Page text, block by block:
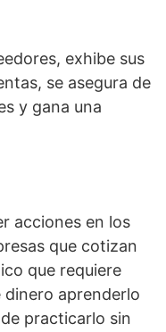
exhibe sus
se asegura de
y gana una
acciones en los
que cotizan
que requiere
aprenderlo
practicarlo sin